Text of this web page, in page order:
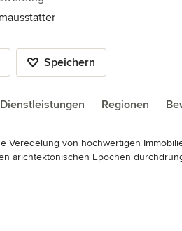
Speichern
Dienstleistungen Regionen
Veredelung von hochwertigen
arichtektonischen Epochen
Soravi Neumann Heinestraße 15
impressum